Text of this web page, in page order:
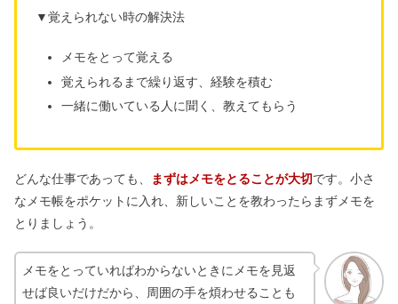
▼覚えられない時の解決法
メモをとって覚える
覚えられるまで繰り返す、経験を積む
一緒に働いている人に聞く、教えてもらう
どんな仕事であっても、 まずはメモをとることが大切です。小さ
なメモ帳をポケットに入れ、新しいことを教わったらまずメモを
とりましょう。
メモをとっていればわからないときにメモを見返
せば良いだけだから、周囲の手を煩わせることも